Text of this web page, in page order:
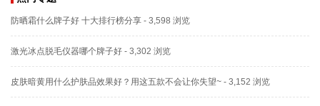
防晒霜什么牌子好 十大排行榜分享 - 3,598 浏览
激光冰点脱毛仪器哪个牌子好 - 3,302 浏览
皮肤暗黄用什么护肤品效果好？用这五款不会让你失望~ - 3,152 浏览